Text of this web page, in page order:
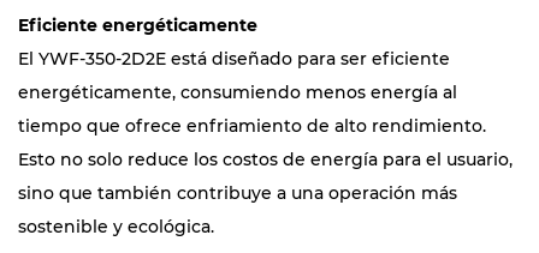
Eficiente energéticamente
El YWF-350-2D2E está diseñado para ser eficiente
energéticamente, consumiendo menos energía al
tiempo que ofrece enfriamiento de alto rendimiento.
Esto no solo reduce los costos de energía para el usuario,
sino que también contribuye a una operación más
sostenible y ecológica.